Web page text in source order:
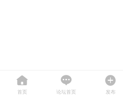
首页 论坛首页 发布